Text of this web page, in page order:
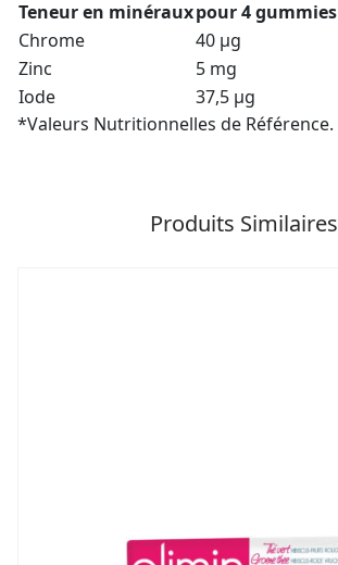
Teneur en minérauxpour 4 gummies
Chrome
40 µg
Zinc
5 mg
Iode
37,5 µg
*Valeurs Nutritionnelles de Référence.
Produits Similaires